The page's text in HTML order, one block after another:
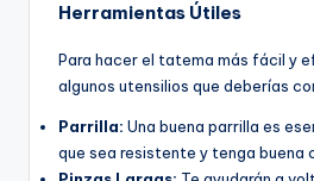
Herramientas Útiles
Para hacer el tatema más fácil y
algunos utensilios que deberías
Parrilla: Una buena parrilla es
que sea resistente y tenga buena